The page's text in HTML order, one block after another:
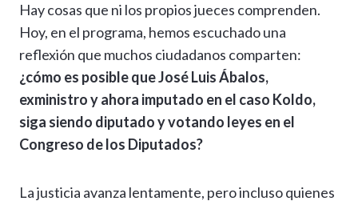
at
s
A
p
p
e
gr
a
m
e
b
o
o
k
ke
dI
n
se
n
g
er
ai
l
p
y
n
k
m
ti
Hay cosas que ni los propios jueces comprenden.
Hoy, en el programa, hemos escuchado una
reflexión que muchos ciudadanos comparten:
¿cómo es posible que José Luis Ábalos,
exministro y ahora imputado en el caso Koldo,
siga siendo diputado y votando leyes en el
Congreso de los Diputados?
La justicia avanza lentamente, pero incluso quienes